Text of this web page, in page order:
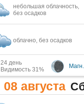
небольшая облачность,
без осадков
облачно, без осадков
24 день
Видимость 31%
08 августа